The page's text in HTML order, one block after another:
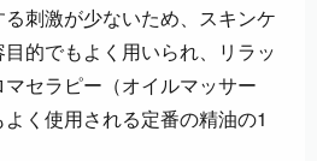
刺激が少ないため、スキンケ
的でもよく用いられ、リラッ
セラピー（オイルマッサー
く使用される定番の精油の1